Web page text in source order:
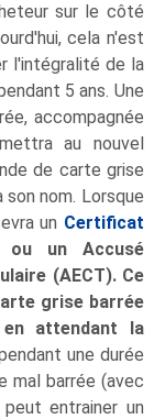
sur le côté
cela n'est
l'intégralité de la
5 ans. Une
accompagnée
au nouvel
de carte grise
nom. Lorsque
un Certificat
ou un Accusé
(AECT). Ce
grise barrée
attendant la
une durée
mal barrée (avec
entrainer un